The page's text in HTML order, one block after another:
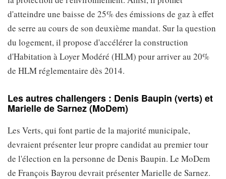
d'atteindre une baisse de 25% des émissions de gaz à effet
de serre au cours de son deuxième mandat. Sur la question
du logement, il propose d'accélérer la construction
d'Habitation à Loyer Modéré (HLM) pour arriver au 20%
de HLM réglementaire dès 2014.
Les autres challengers : Denis Baupin (verts) et
Marielle de Sarnez (MoDem)
Les Verts, qui font partie de la majorité municipale,
devraient présenter leur propre candidat au premier tour
de l'élection en la personne de Denis Baupin. Le MoDem
de François Bayrou devrait présenter Marielle de Sarnez.